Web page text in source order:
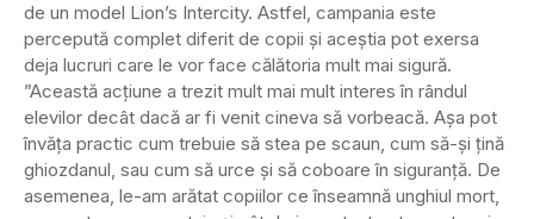
de un model Lion’s Intercity. Astfel, campania este
percepută complet diferit de copii și aceștia pot exersa
deja lucruri care le vor face călătoria mult mai sigură.
”Această acțiune a trezit mult mai mult interes în rândul
elevilor decât dacă ar fi venit cineva să vorbeacă. Așa pot
învăța practic cum trebuie să stea pe scaun, cum să-și țină
ghiozdanul, sau cum să urce și să coboare în siguranță. De
asemenea, le-am arătat copiilor ce înseamnă unghiul mort,